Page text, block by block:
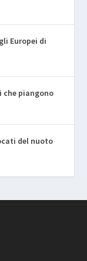
Europei di
che piangono
del nuoto